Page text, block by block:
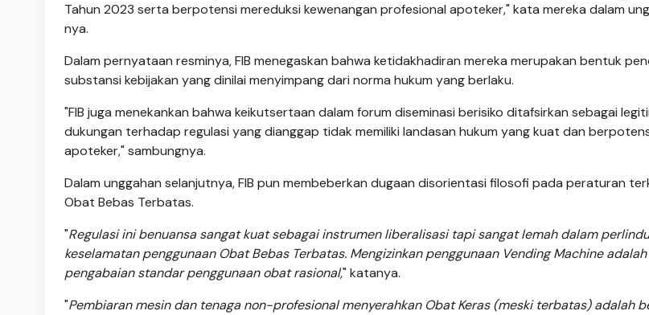
Tahun 2023 serta berpotensi mereduksi kewenangan profesional apoteker," kata mereka dalam
nya.
Dalam pernyataan resminya, FIB menegaskan bahwa ketidakhadiran mereka merupakan bentuk
substansi kebijakan yang dinilai menyimpang dari norma hukum yang berlaku.
"FIB juga menekankan bahwa keikutsertaan dalam forum diseminasi berisiko ditafsirkan sebagai
dukungan terhadap regulasi yang dianggap tidak memiliki landasan hukum yang kuat dan
apoteker," sambungnya.
Dalam unggahan selanjutnya, FIB pun membeberkan dugaan disorientasi filosofi pada peraturan
Obat Bebas Terbatas.
"Regulasi ini benuansa sangat kuat sebagai instrumen liberalisasi tapi sangat lemah dalam
keselamatan penggunaan Obat Bebas Terbatas. Mengizinkan penggunaan Vending Machine
pengabaian standar penggunaan obat rasional," katanya.
"Pembiaran mesin dan tenaga non-profesional menyerahkan Obat Keras (meski terbatas) adalah